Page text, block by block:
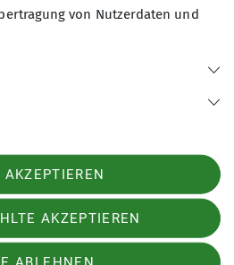
Alpenvereins e.V.
Datenschutz-Einstellungen
Datenschutz
von Nutzerdaten und
AKZEPTIEREN